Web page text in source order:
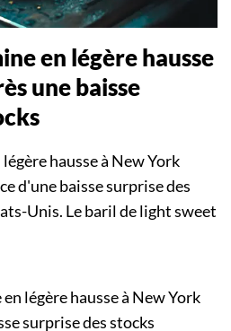
en légère hausse
une baisse
hausse à New York
d'une baisse surprise des
Unis. Le baril de light sweet